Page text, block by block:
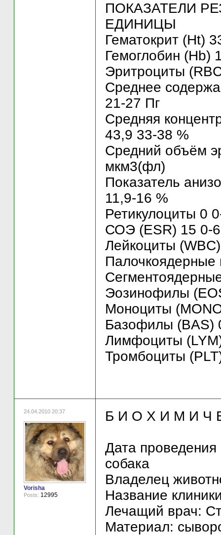
ПОКАЗАТЕЛИ
ЕДИНИЦЫ
Гематокрит (Ht)
Гемоглобин (Hb)
Эритроциты
Среднее
21-27 Пг
Средняя
43,9 33-38 %
Средний объём
мкм3(фл)
Показатель
11,9-16 %
Ретикулоциты 0
СОЭ (ESR) 15 0-
Лейкоциты
Эозинофилы
Моноциты
Базофилы (BAS)
Лимфоциты
Тромбоциты
24.04.2010 20:37
Vorisha
Posts: 12995
Б И О Х И М И Ч
Дата
собака
Владелец
Название
Лечащий врач:
Материал: